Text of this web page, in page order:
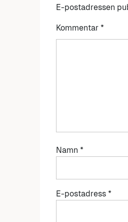
E-postadressen
Kommentar *
Namn *
E-postadress *